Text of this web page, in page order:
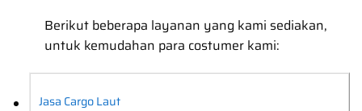
Berikut beberapa layanan yang kami sediakan,
untuk kemudahan para costumer kami:
Jasa Cargo Laut